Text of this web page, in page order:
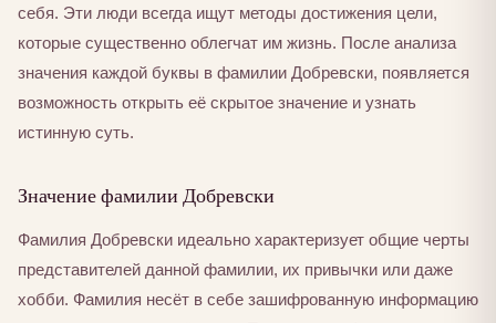
себя. Эти люди всегда ищут методы достижения цели,
которые существенно облегчат им жизнь. После анализа
значения каждой буквы в фамилии Добревски, появляется
возможность открыть её скрытое значение и узнать
истинную суть.
Значение фамилии Добревски
Фамилия Добревски идеально характеризует общие черты
представителей данной фамилии, их привычки или даже
хобби. Фамилия несёт в себе зашифрованную информацию